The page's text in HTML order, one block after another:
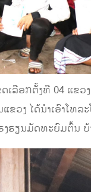
ອກຕັ້ງທີ 04 ແຂວງ
ວງ ໄດ້ນໍາເອົາໂທລ
ງຮຽນມັດທະຍົມຕົ້ນ